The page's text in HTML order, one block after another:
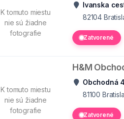
K tomuto miestu
nie sú žiadne
fotografie
Ivanska
82104
Zatvorené
K tomuto miestu
nie sú žiadne
fotografie
H&M
Obchodná
81100
Zatvorené